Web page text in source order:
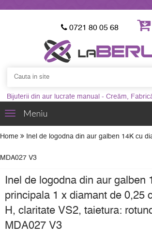
0721 80 05 68
Bijuterii din aur lucrate manual - Creăm,
ToggleMeniu
Home Inel de logodna din aur galben 14K cu
MDA027 V3
Inel de logodna din aur galben
principala 1 x diamant de 0,25
H, claritate VS2, taietura:
MDA027 V3